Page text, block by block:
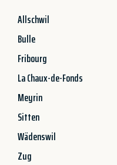
Allschwil
Bulle
Fribourg
La Chaux-de-Fonds
Meyrin
Sitten
Wädenswil
Zug